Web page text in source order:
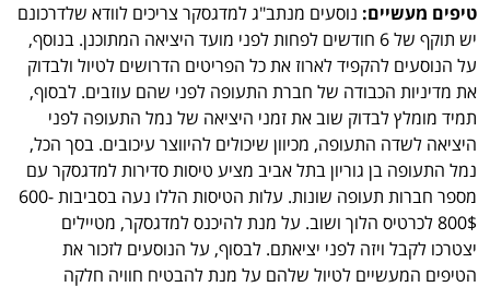
טיפים מעשיים: נוסעים מנתב"ג למדגסקר צריכים לוודא שלדרכונם
יש תוקף של 6 חודשים לפחות לפני מועד היציאה המתוכנן. בנוסף,
על הנוסעים להקפיד לארוז את כל הפריטים הדרושים לטיול ולבדוק
את מדיניות הכבודה של חברת התעופה לפני שהם עוזבים. לבסוף,
תמיד מומלץ לבדוק שוב את זמני היציאה של נמל התעופה לפני
היציאה לשדה התעופה, מכיוון שיכולים להיווצר עיכובים. בסך הכל,
נמל התעופה בן גוריון בתל אביב מציע טיסות סדירות למדגסקר עם
מספר חברות תעופה שונות. עלות הטיסות הללו נעה בסביבות 600-
800$ לכרטיס הלוך ושוב. על מנת להיכנס למדגסקר, מטיילים
יצטרכו לקבל ויזה לפני יציאתם. לבסוף, על הנוסעים לזכור את
הטיפים המעשיים לטיול שלהם על מנת להבטיח חוויה חלקה